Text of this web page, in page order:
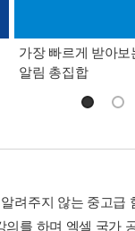
가장 빠르게 받아보
알림 총집합
려주지 않는 중고급
를 하며 엑셀 국가